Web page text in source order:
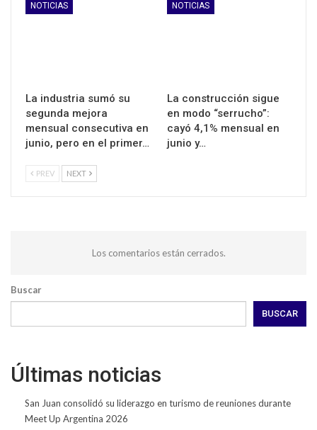
NOTICIAS
La industria sumó su
segunda mejora
mensual consecutiva en
junio, pero en el primer…
NOTICIAS
La construcción sigue
en modo “serrucho”:
cayó 4,1% mensual en
junio y…
PREV NEXT
Los comentarios están cerrados.
Buscar
BUSCAR
Últimas noticias
San Juan consolidó su liderazgo en turismo de reuniones durante
Meet Up Argentina 2026